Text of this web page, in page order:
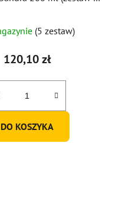
(5 zestaw)
120,10 zł
DO KOSZYKA